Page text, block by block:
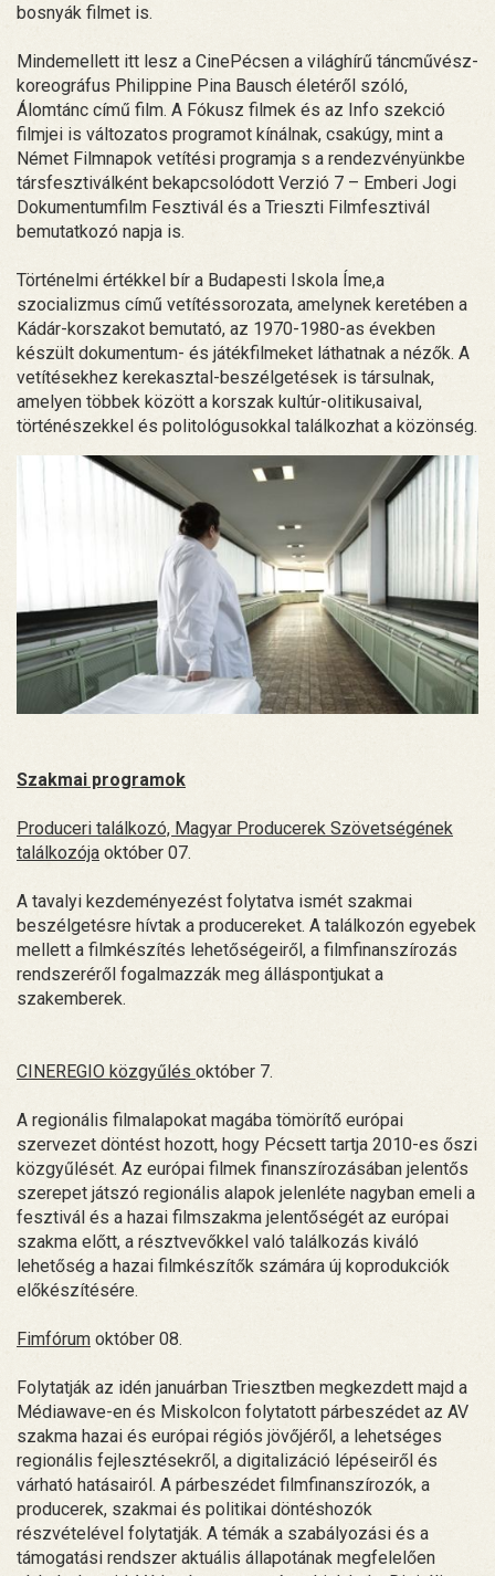
bosnyák filmet is.
Mindemellett itt lesz a CinePécsen a világhírű táncművész-
koreográfus Philippine Pina Bausch életéről szóló,
Álomtánc című film. A Fókusz filmek és az Info szekció
filmjei is változatos programot kínálnak, csakúgy, mint a
Német Filmnapok vetítési programja s a rendezvényünkbe
társfesztiválként bekapcsolódott Verzió 7 – Emberi Jogi
Dokumentumfilm Fesztivál és a Trieszti Filmfesztivál
bemutatkozó napja is.
Történelmi értékkel bír a Budapesti Iskola Íme,a
szocializmus című vetítéssorozata, amelynek keretében a
Kádár-korszakot bemutató, az 1970-1980-as években
készült dokumentum- és játékfilmeket láthatnak a nézők. A
vetítésekhez kerekasztal-beszélgetések is társulnak,
amelyen többek között a korszak kultúr-olitikusaival,
történészekkel és politológusokkal találkozhat a közönség.
Szakmai programok
Produceri találkozó, Magyar Producerek Szövetségének
találkozója október 07.
A tavalyi kezdeményezést folytatva ismét szakmai
beszélgetésre hívtak a producereket. A találkozón egyebek
mellett a filmkészítés lehetőségeiről, a filmfinanszírozás
rendszeréről fogalmazzák meg álláspontjukat a
szakemberek.
CINEREGIO közgyűlés október 7.
A regionális filmalapokat magába tömörítő európai
szervezet döntést hozott, hogy Pécsett tartja 2010-es őszi
közgyűlését. Az európai filmek finanszírozásában jelentős
szerepet játszó regionális alapok jelenléte nagyban emeli a
fesztivál és a hazai filmszakma jelentőségét az európai
szakma előtt, a résztvevőkkel való találkozás kiváló
lehetőség a hazai filmkészítők számára új koprodukciók
előkészítésére.
Fimfórum október 08.
Folytatják az idén januárban Triesztben megkezdett majd a
Médiawave-en és Miskolcon folytatott párbeszédet az AV
szakma hazai és európai régiós jövőjéről, a lehetséges
regionális fejlesztésekről, a digitalizáció lépéseiről és
várható hatásairól. A párbeszédet filmfinanszírozók, a
producerek, szakmai és politikai döntéshozók
részvételével folytatják. A témák a szabályozási és a
támogatási rendszer aktuális állapotának megfelelően